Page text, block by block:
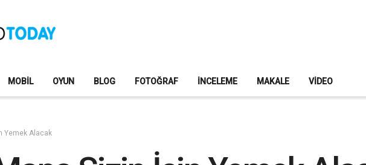
MOBIL OYUN BLOG FOTOĞRAF İNCELEME MAKALE VIDEO
Yemek Alacak